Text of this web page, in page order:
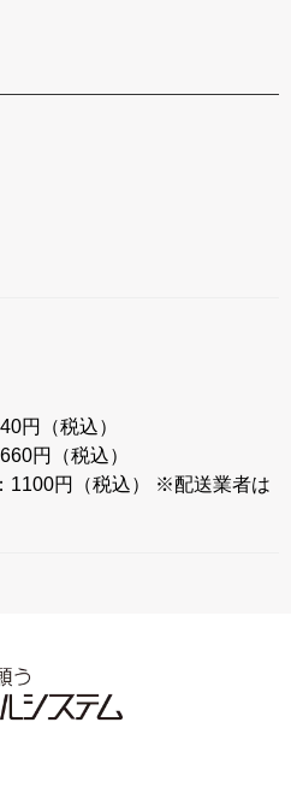
円（税込）
円（税込）
1100円（税込） ※配送業者は